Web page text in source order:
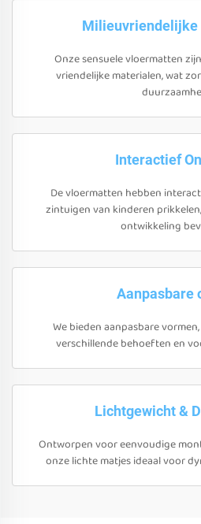
Milieuvriendelijke
Onze sensuele vloermatten
vriendelijke materialen, wat
Interactief
De vloermatten hebben
zintuigen van kinderen
ontwikkeling
Aanpasbare
We bieden aanpasbare
verschillende behoeften en
Lichtgewicht &
Ontworpen voor eenvoudige
onze lichte matjes ideaal voor